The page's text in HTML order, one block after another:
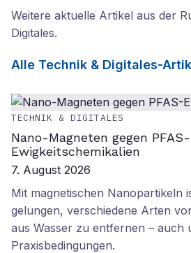
Weitere aktuelle Artikel aus der
Digitales.
Alle Technik & Digitales-
TECHNIK & DIGITALES
Nano-Magneten gegen PFAS-
Ewigkeitschemikalien
7. August 2026
Mit magnetischen Nanopartikeln
gelungen, verschiedene Arten
aus Wasser zu entfernen – auch
Praxisbedingungen.